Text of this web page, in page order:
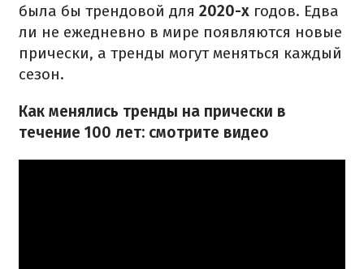
была бы трендовой для 2020-х годов. Едва
ли не ежедневно в мире появляются новые
прически, а тренды могут меняться каждый
сезон.
Как менялись тренды на прически в
течение 100 лет: смотрите видео